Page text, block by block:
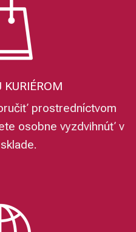
prostredníctvom
osobne vyzdvihnúť v